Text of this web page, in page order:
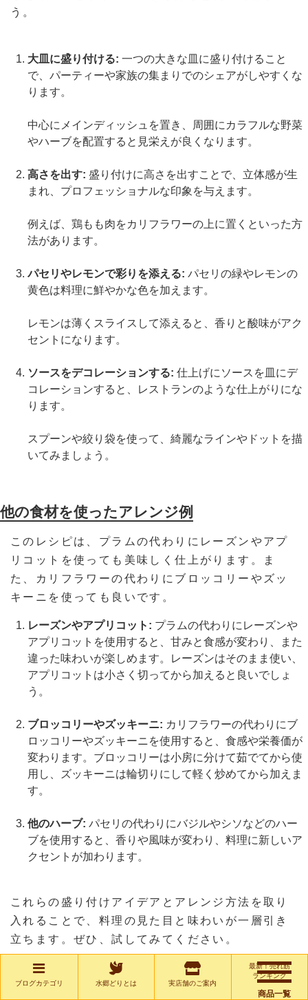
商品一覧
う。
大皿に盛り付ける: 一つの大きな皿に盛り付けること
で、パーティーや家族の集まりでのシェアがしやすくな
ります。
中心にメインディッシュを置き、周囲にカラフルな野菜
やハーブを配置すると見栄えが良くなります。
高さを出す: 盛り付けに高さを出すことで、立体感が生
まれ、プロフェッショナルな印象を与えます。
例えば、鶏もも肉をカリフラワーの上に置くといった方
法があります。
パセリやレモンで彩りを添える: パセリの緑やレモンの
黄色は料理に鮮やかな色を加えます。
レモンは薄くスライスして添えると、香りと酸味がアク
セントになります。
ソースをデコレーションする: 仕上げにソースを皿にデ
コレーションすると、レストランのような仕上がりにな
ります。
スプーンや絞り袋を使って、綺麗なラインやドットを描
いてみましょう。
他の食材を使ったアレンジ例
このレシピは、プラムの代わりにレーズンやアプ
リコットを使っても美味しく仕上がります。ま
た、カリフラワーの代わりにブロッコリーやズッ
キーニを使っても良いです。
レーズンやアプリコット: プラムの代わりにレーズンや
アプリコットを使用すると、甘みと食感が変わり、また
違った味わいが楽しめます。レーズンはそのまま使い、
アプリコットは小さく切ってから加えると良いでしょ
う。
ブロッコリーやズッキーニ: カリフラワーの代わりにブ
ロッコリーやズッキーニを使用すると、食感や栄養価が
変わります。ブロッコリーは小房に分けて茹でてから使
用し、ズッキーニは輪切りにして軽く炒めてから加えま
す。
他のハーブ: パセリの代わりにバジルやシソなどのハー
ブを使用すると、香りや風味が変わり、料理に新しいア
クセントが加わります。
これらの盛り付けアイデアとアレンジ方法を取り
入れることで、料理の見た目と味わいが一層引き
立ちます。ぜひ、試してみてください。
レシピに合うお酒の種類と楽しみ方
ブログカテゴリ 水郷どりとは 実店舗のご案内
最新！売れ筋
ランキング